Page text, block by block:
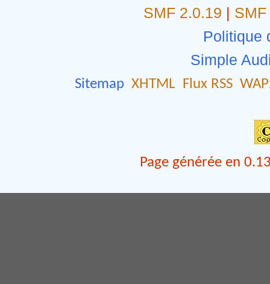
SMF 2.0.19 |
Politique
Simple
Sitemap XHTML Flux RSS
Page générée en